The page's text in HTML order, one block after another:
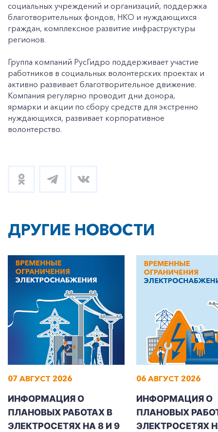
+7-800-700-24-57
Заказать обратный звонок
Частным клиентам
Корпоративным клиентам
социальных учреждений и организаций, поддержка
благотворительных фондов, НКО и нуждающихся
граждан, комплексное развитие инфраструктуры
регионов.
Группа компаний РусГидро поддерживает участие
работников в социальных волонтерских проектах и
активно развивает благотворительное движение.
Компания регулярно проводит дни донора,
ярмарки и акции по сбору средств для экстренно
нуждающихся, развивает корпоративное
волонтерство.
ДРУГИЕ НОВОСТИ
07 АВГУСТ 2026
ИНФОРМАЦИЯ О
ПЛАНОВЫХ РАБОТАХ В
ЭЛЕКТРОСЕТЯХ НА 8 И 9
06 АВГУСТ 2026
ИНФОРМАЦИЯ О
ПЛАНОВЫХ
ЭЛЕКТРОСЕТЯХ